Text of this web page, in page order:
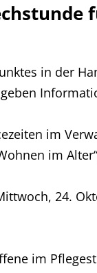
in der
im
im
24.
im